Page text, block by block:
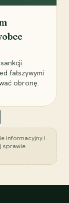
fałszywymi
obronę.
informacyjny i
sprawie